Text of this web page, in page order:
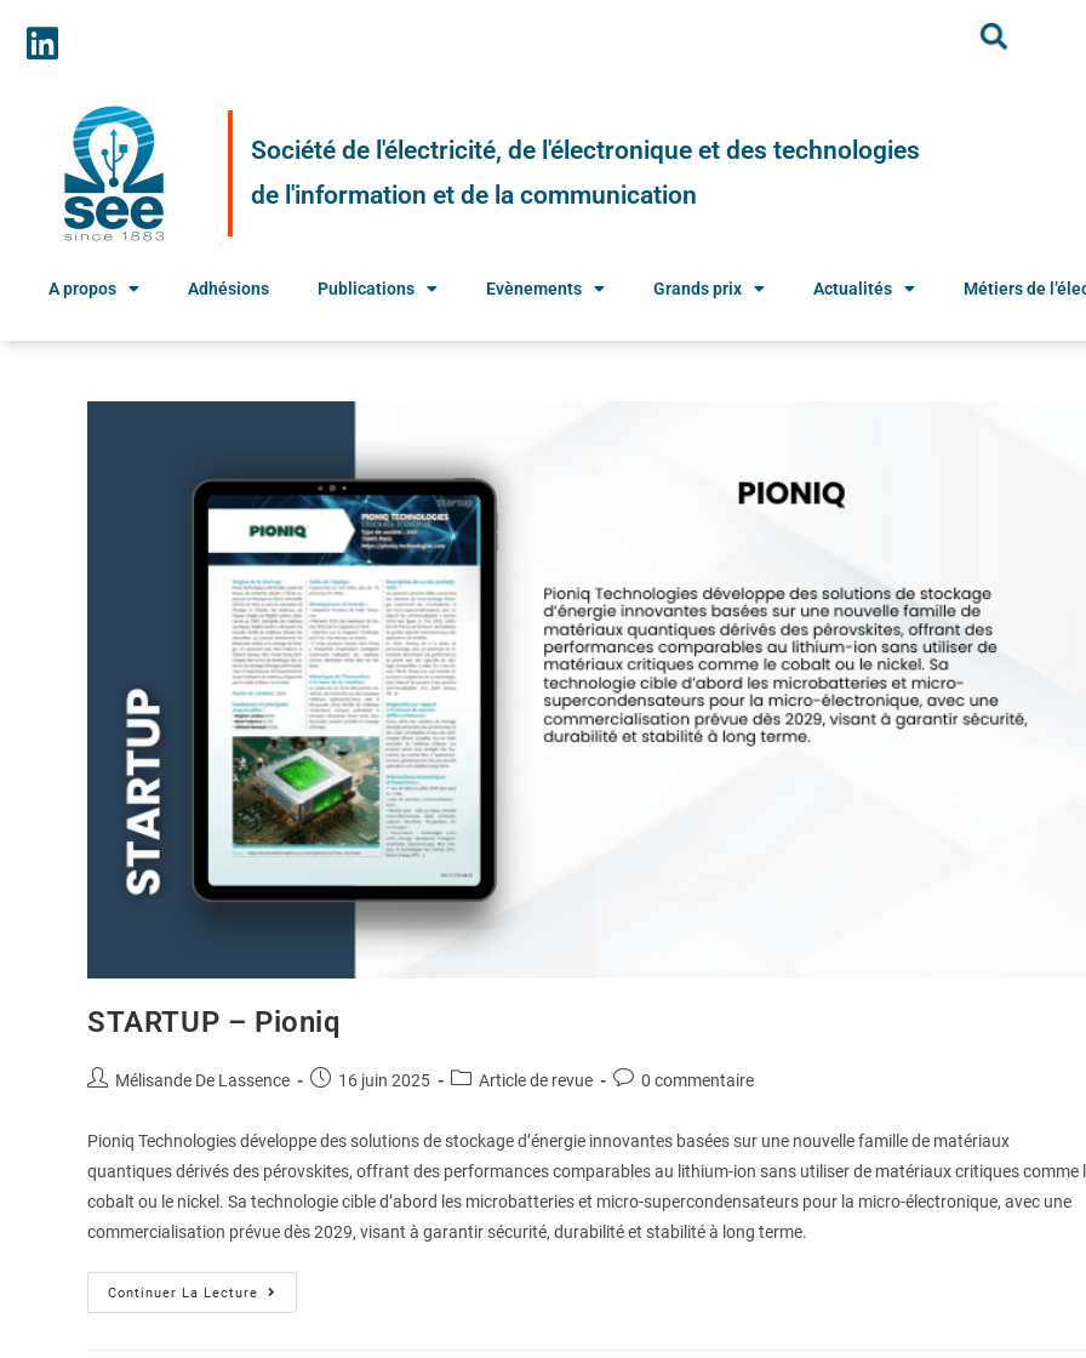
Société de l'électricité, de l'électronique et des technologies
de l'information et de la communication
A propos Adhésions Publications Evènements Grands prix Actualités Métiers de
STARTUP – Pioniq
Mélisande De Lassence 16 juin 2025 Article de revue 0 commentaire
Pioniq Technologies développe des solutions de stockage d’énergie innovantes basées sur une nouvelle famille de matériaux
quantiques dérivés des pérovskites, offrant des performances comparables au lithium-ion sans utiliser de matériaux critiques comme
cobalt ou le nickel. Sa technologie cible d’abord les microbatteries et micro-supercondensateurs pour la micro-électronique, avec une
commercialisation prévue dès 2029, visant à garantir sécurité, durabilité et stabilité à long terme.
Continuer La Lecture